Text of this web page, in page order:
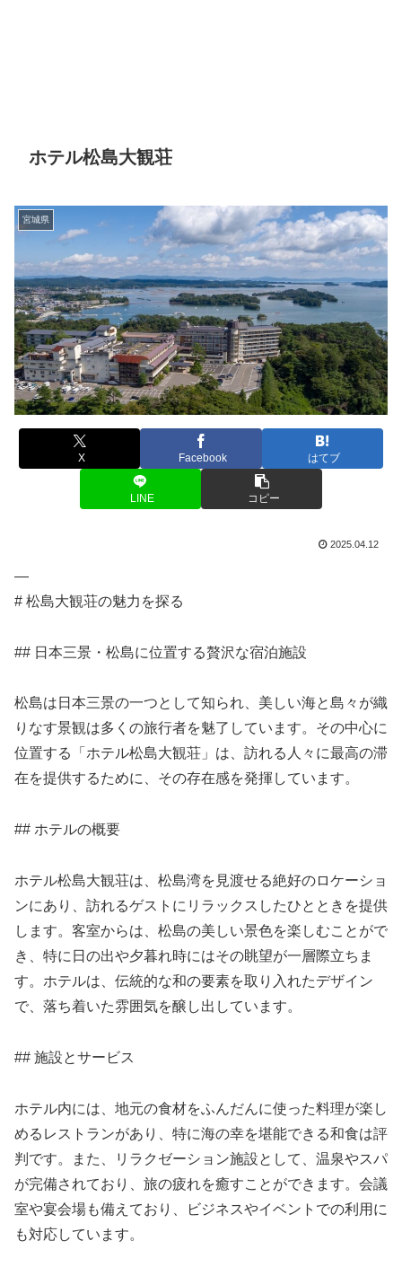
ホテル松島大観荘
宮城県
X Facebook はてブ
LINE コピー
2025.04.12
—
# 松島大観荘の魅力を探る
## 日本三景・松島に位置する贅沢な宿泊施設
松島は日本三景の一つとして知られ、美しい海と島々が織
りなす景観は多くの旅行者を魅了しています。その中心に
位置する「ホテル松島大観荘」は、訪れる人々に最高の滞
在を提供するために、その存在感を発揮しています。
## ホテルの概要
ホテル松島大観荘は、松島湾を見渡せる絶好のロケーショ
ンにあり、訪れるゲストにリラックスしたひとときを提供
します。客室からは、松島の美しい景色を楽しむことがで
き、特に日の出や夕暮れ時にはその眺望が一層際立ちま
す。ホテルは、伝統的な和の要素を取り入れたデザイン
で、落ち着いた雰囲気を醸し出しています。
## 施設とサービス
ホテル内には、地元の食材をふんだんに使った料理が楽し
めるレストランがあり、特に海の幸を堪能できる和食は評
判です。また、リラクゼーション施設として、温泉やスパ
が完備されており、旅の疲れを癒すことができます。会議
室や宴会場も備えており、ビジネスやイベントでの利用に
も対応しています。